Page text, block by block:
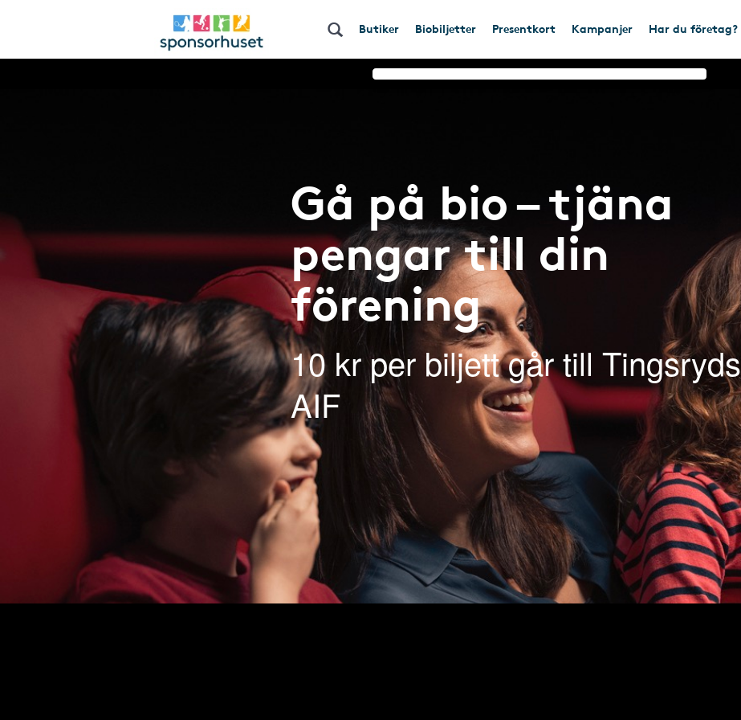
Butiker Biobiljetter Presentkort Kampanjer Har du företag?
Gå på bio – tjäna
pengar till din
förening
10 kr per biljett går till Tingsryds
AIF